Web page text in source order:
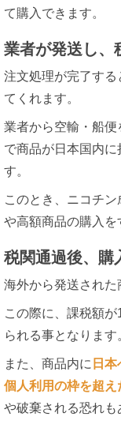
て購入できます。
業者が発送し、
注文処理が完了す
てくれます。
業者から空輸・船
で商品が日本国内
す。
このとき、ニコチ
や高額商品の購入を
税関通過後、購
海外から発送された
この際に、課税額
られる事となります
また、商品内に 日
個人利用の枠を超
や破棄される恐れも